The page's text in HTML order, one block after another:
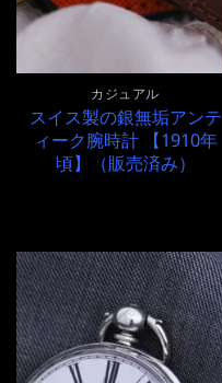
カジュアル
スイス製の銀無垢アンテ
ィーク腕時計 【1910年
頃】（販売済み）